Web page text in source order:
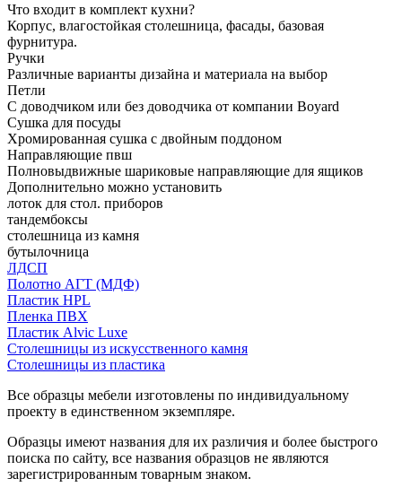
Что входит в комплект кухни?
Корпус, влагостойкая столешница, фасады, базовая
фурнитура.
Ручки
Различные варианты дизайна и материала на выбор
Петли
С доводчиком или без доводчика от компании Boyard
Сушка для посуды
Хромированная сушка с двойным поддоном
Направляющие пвш
Полновыдвижные шариковые направляющие для ящиков
Дополнительно можно установить
лоток для стол. приборов
тандембоксы
столешница из камня
бутылочница
ЛДСП
Полотно АГТ (МДФ)
Пластик HPL
Пленка ПВХ
Пластик Alvic Luxe
Столешницы из искусственного камня
Столешницы из пластика
Все образцы мебели изготовлены по индивидуальному
проекту в единственном экземпляре.
Образцы имеют названия для их различия и более быстрого
поиска по сайту, все названия образцов не являются
зарегистрированным товарным знаком.